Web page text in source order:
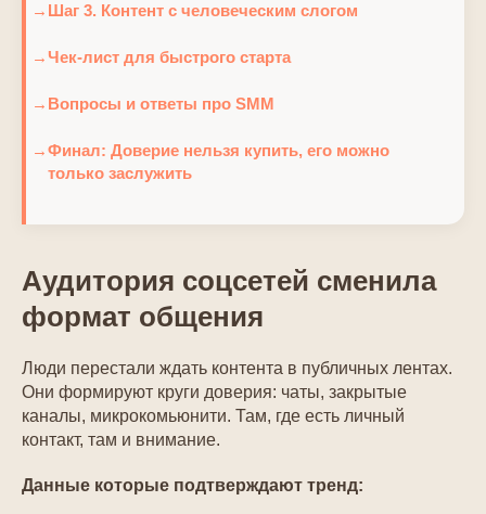
Шаг 3. Контент с человеческим слогом
Чек-лист для быстрого старта
Вопросы и ответы про SMM
Финал: Доверие нельзя купить, его можно
только заслужить
Аудитория соцсетей сменила
формат общения
Люди перестали ждать контента в публичных лентах.
Они формируют круги доверия: чаты, закрытые
каналы, микрокомьюнити. Там, где есть личный
контакт, там и внимание.
Данные которые подтверждают тренд: